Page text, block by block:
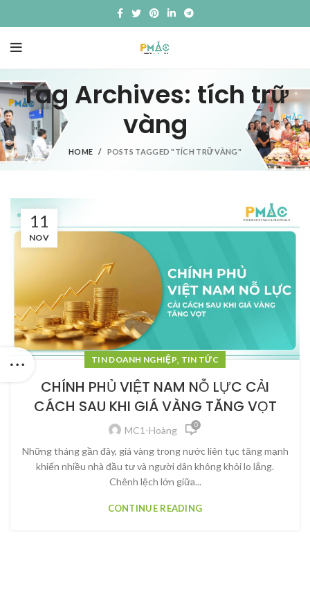
Tag Archives: tích trữ
vàng
HOME POSTS TAGGED "TÍCH TRỮ VÀNG"
11
NOV
TIN DOANH NGHIỆP, TIN TỨC
CHÍNH PHỦ VIỆT NAM NỖ LỰC CẢI
CÁCH SAU KHI GIÁ VÀNG TĂNG VỌT
MC1-Hoàng 0
Những tháng gần đây, giá vàng trong nước liên tục tăng mạnh
khiến nhiều nhà đầu tư và người dân không khỏi lo lắng.
Chênh lệch lớn giữa...
CONTINUE READING